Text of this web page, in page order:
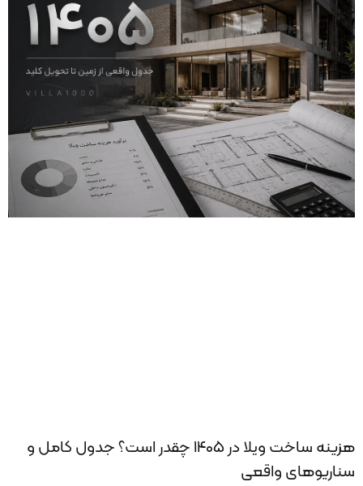
هزینه ساخت ویلا در ۱۴۰۵ چقدر است؟ جدول کامل و
سناریوهای واقعی